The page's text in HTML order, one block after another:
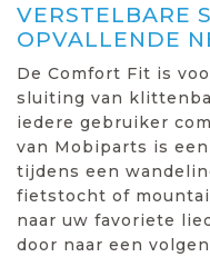
VERSTELBARE
OPVALLENDE
De Comfort Fit is
sluiting van
iedere gebruiker
van Mobiparts is
tijdens een
fietstocht of
naar uw favoriete
door naar een